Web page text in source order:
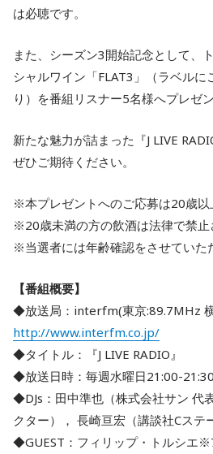
は必聴です。
また、シーズン3開始記念として、
シャルワイン「FLAT3」（ラベルに
り）を番組リスナー5名様へプレゼン
新たな魅力が詰まった『J LIVE
ぜひご期待ください。
※本プレゼントへのご応募は20歳以
※20歳未満の方の飲酒は法律で禁止
※当選者には年齢確認をさせていた
【番組概要】
◆放送局：interfm(東京:89.7MHz
http://www.interfm.co.jp/
◆タイトル：『J LIVE RADIO』
◆放送日時：毎週水曜日21:00-21:30
◆DJs：田中準也（株式会社サン 代
クター）， 長崎亘宏（講談社Cステ
◆GUEST：フィリップ・トルシエ